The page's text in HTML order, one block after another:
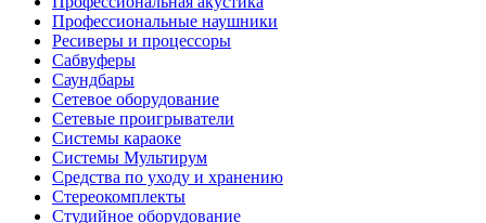
Профессиональные наушники
Ресиверы и процессоры
Сабвуферы
Саундбары
Сетевое оборудование
Сетевые проигрыватели
Системы караоке
Системы Мультирум
Средства по уходу и хранению
Стереокомплекты
Студийное оборудование